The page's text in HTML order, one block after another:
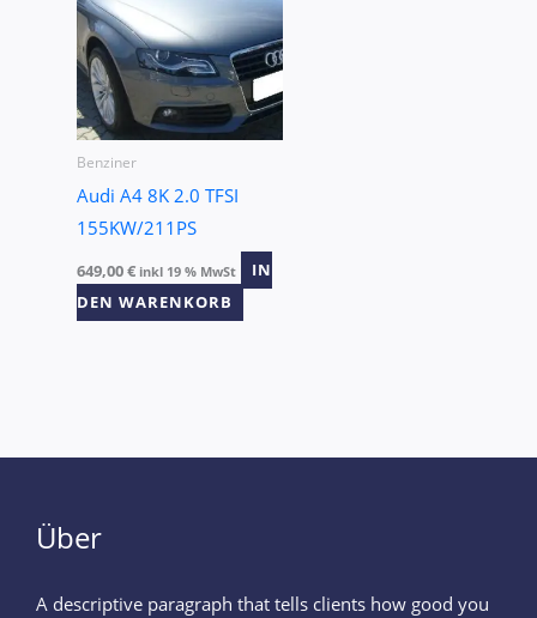
Benziner
Audi A4 8K 2.0 TFSI
155KW/211PS
649,00€ inkl 19 % MwSt
IN
DEN WARENKORB
Über
A descriptive paragraph that tells clients how good you